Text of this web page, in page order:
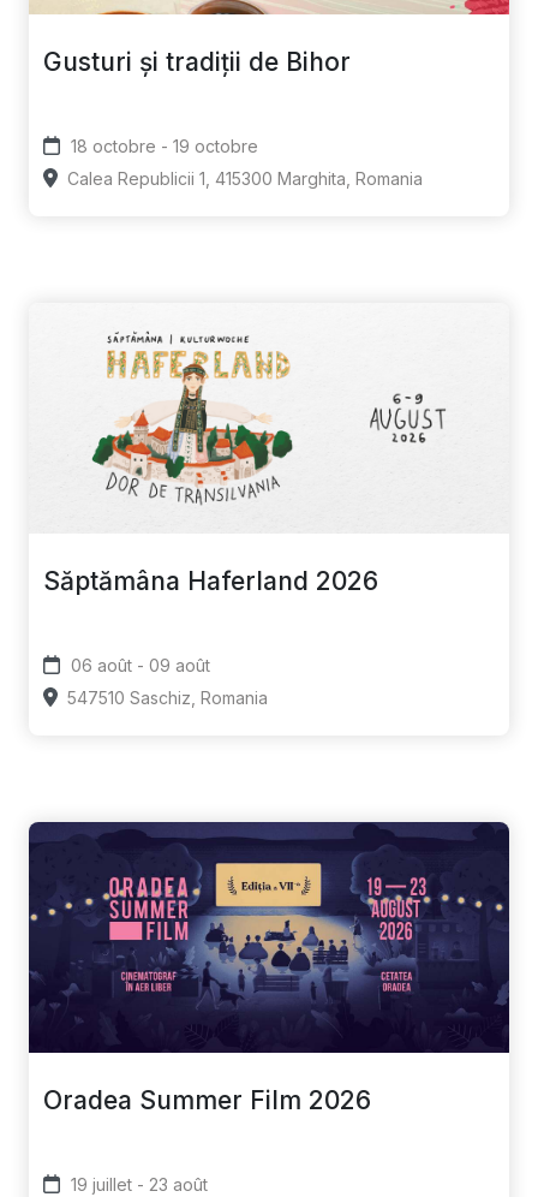
Gusturi și tradiții de Bihor
18 octobre - 19 octobre
Calea Republicii 1, 415300 Marghita, Romania
Săptămâna Haferland 2026
06 août - 09 août
547510 Saschiz, Romania
Oradea Summer Film 2026
19 juillet - 23 août